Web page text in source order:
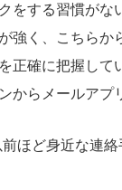
をする習慣がな
強く、こちらか
正確に把握して
からメールアプ
ほど身近な連